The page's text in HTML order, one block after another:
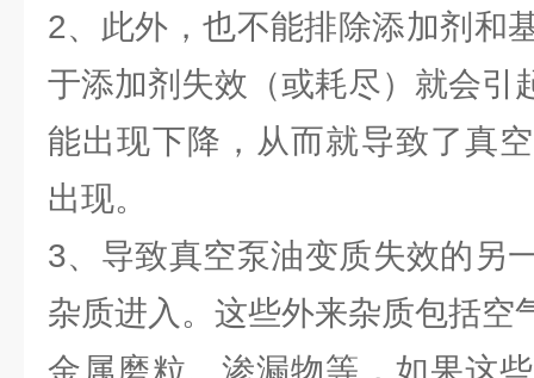
2、此外，也不能排除添加剂和
于添加剂失效（或耗尽）就会引
能出现下降，从而就导致了真
出现。
3、导致真空泵油变质失效的
杂质进入。这些外来杂质包括空
金属磨粒、渗漏物等，如果这